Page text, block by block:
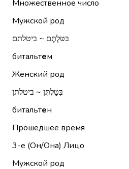
Множественное число
Мужской род
בִּטַּלְתֶּם ~ ביטלתם
битальтем
Женский род
בִּטַּלְתֶּן ~ ביטלתן
битальтен
Прошедшее время
3-е (Он/Она) Лицо
Мужской род